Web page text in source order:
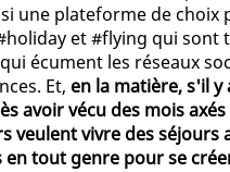
une plateforme de choix
et #flying qui sont
écument les réseaux
Et, en la matière, s'il
avoir vécu des mois
veulent vivre des
tout genre pour se